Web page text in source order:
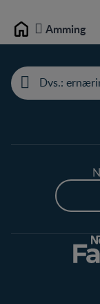
Home Amming